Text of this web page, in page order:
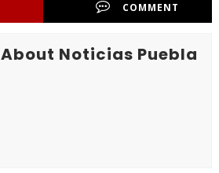
COMMENT
About Noticias Puebla